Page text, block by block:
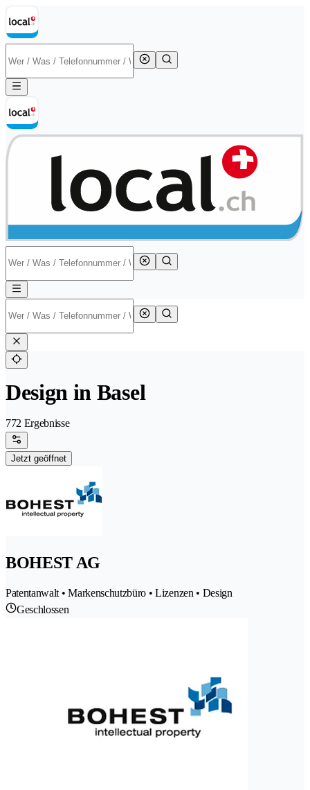
Design in Basel
772 Ergebnisse
Jetzt geöffnet
BOHEST AG
Patentanwalt • Markenschutzbüro • Lizenzen • Design
Geschlossen